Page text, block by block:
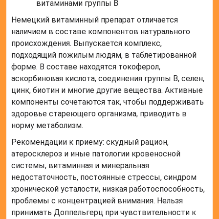
Немецкий витаминный препарат отличается
наличием в составе компонентов натурального
происхождения. Выпускается комплекс,
подходящий пожилым людям, в таблетированной
форме. В составе находятся токоферол,
аскорбиновая кислота, соединения группы B, селен,
цинк, биотин и многие другие вещества. Активные
компоненты сочетаются так, чтобы поддерживать
здоровье стареющего организма, приводить в
норму метаболизм.
Рекомендации к приему: скудный рацион,
атеросклероз и иные патологии кровеносной
системы, витаминная и минеральная
недостаточность, постоянные стрессы, синдром
хронической усталости, низкая работоспособность,
проблемы с концентрацией внимания. Нельзя
принимать Доппельгерц при чувствительности к